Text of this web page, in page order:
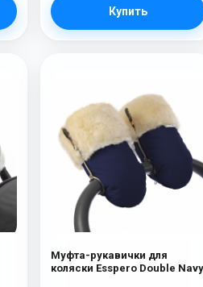
Купить
Муфта-рукавички для
коляски Esspero Double Navy